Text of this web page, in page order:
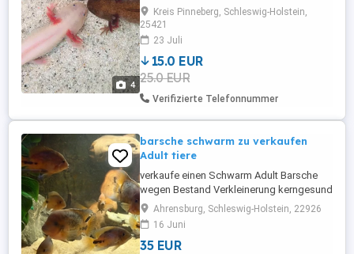
4
ein neues, liebevolles Zuhause umziehen.
Die Kleinen sind gesund, fressen gut und
wachsen munter heran. Verfügbare
Interesse oder Fragen einfach melden ...
Kreis Pinneberg, Schleswig-Holstein,
25421
23 Juli
15.0 EUR
25.0 EUR
Verifizierte Telefonnummer
barsche schwarm zu verkaufen
Adult tiere
verkaufe einen Schwarm Adult Barsche
wegen Bestand Verkleinerung kerngesund
es sollen als Jungtiere gekaufte Vieja
Bifasciatus sein die Tiere werden
entsprechend groß und sind bisher um
15-123 cm fressen gut futterfest
Ahrensburg, Schleswig-Holstein, 22926
16 Juni
35 EUR